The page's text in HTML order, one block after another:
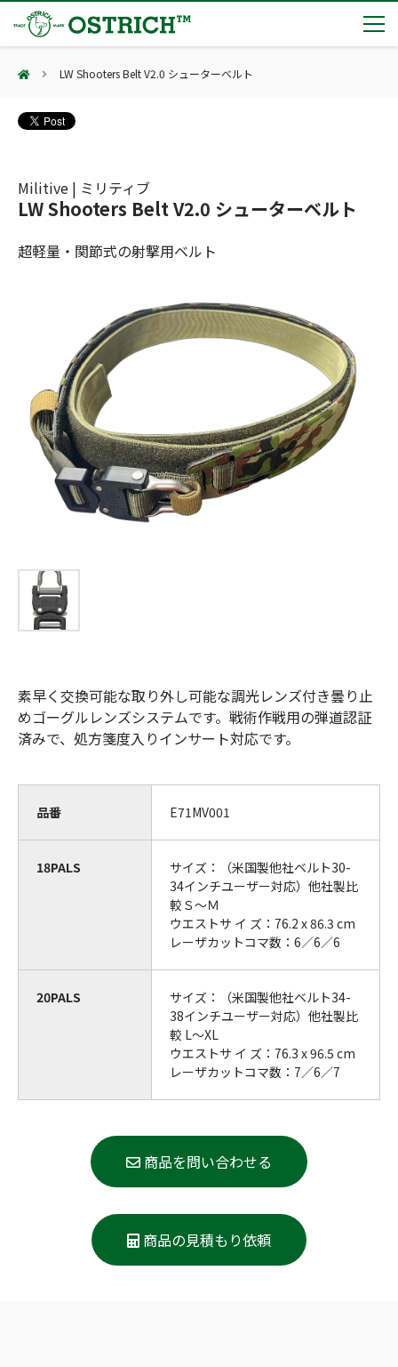
製品カテゴリー
輸血保冷庫
(Bear Avoidance)
防刃対策
止血・止血キット
(Massive Hemorrhage)
(Respiration)
循環管理
(Circulation)
低体温防止
(Hypothermia)
もっと見る
製品をキーワードで検索
夏季休業のお知らせ
第7回 地域×Tech東北 ご来場ありがとうございました！
オーストリッチ防犯カタログ
ダマスカス製品カタログ（日本語版）
総合カタログ掲載のお知らせ
会社案内
会社案内
主な納入実績
採用情報
採用情報（外部サイトに移動します）
見積り
オンラインショップ
LW Shooters Belt V2.0 シューターベルト
Militive | ミリティブ
LW Shooters Belt V2.0 シューターベルト
超軽量・関節式の射撃用ベルト
素早く交換可能な取り外し可能な調光レンズ付き曇り止
めゴーグルレンズシステムです。戦術作戦用の弾道認証
済みで、処方箋度入りインサート対応です。
品番 E71MV001
18PALS
サイズ：（米国製他社ベルト30-
34インチユーザー対応）他社製比
較Ｓ～Ｍ
ウエストサ イ ズ：76.2 x 86.3 cm
レーザカットコマ数：6／6／6
20PALS
サイズ：（米国製他社ベルト34-
38インチユーザー対応）他社製比
較 L～XL
ウエストサ イ ズ：76.3 x 96.5 cm
レーザカットコマ数：7／6／7
商品を問い合わせる
商品の見積もり依頼